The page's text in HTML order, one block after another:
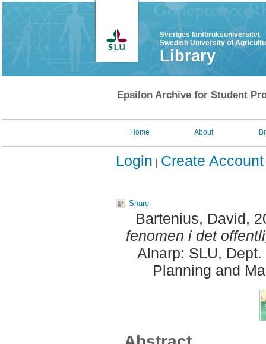
Sveriges lantbruksuniversitet
Swedish University of
Library
Epsilon Archive for Student
Home About
Login Create Account
Share
Bartenius, David,
fenomen i det
Alnarp: SLU,
Planning and